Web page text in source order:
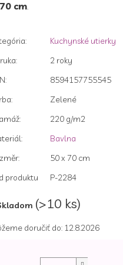
cm.
:
Kuchynské utierky
:
2 roky
:
8594157755545
:
Zelené
:
220 g/m2
:
Bavlna
:
50 x 70 cm
produktu
P-2284
(>10 ks)
doručiť do: 12.8.2026